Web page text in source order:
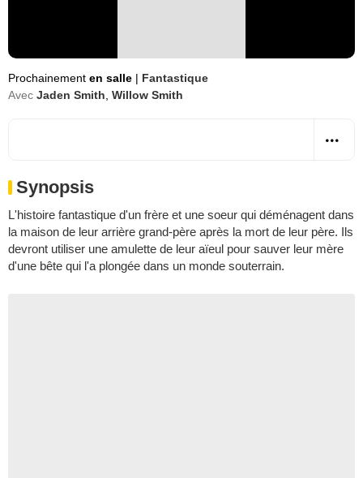
Prochainement en salle | Fantastique
Avec Jaden Smith Willow Smith
Synopsis
L'histoire fantastique d'un frère et une soeur qui déménagent dans
la maison de leur arrière grand-père après la mort de leur père. Ils
devront utiliser une amulette de leur aïeul pour sauver leur mère
d'une bête qui l'a plongée dans un monde souterrain.